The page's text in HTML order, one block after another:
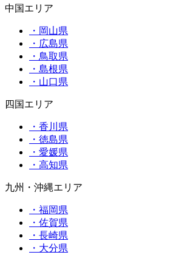
中国エリア
・岡山県
・広島県
・鳥取県
・島根県
・山口県
四国エリア
・香川県
・徳島県
・愛媛県
・高知県
九州・沖縄エリア
・福岡県
・佐賀県
・長崎県
・大分県